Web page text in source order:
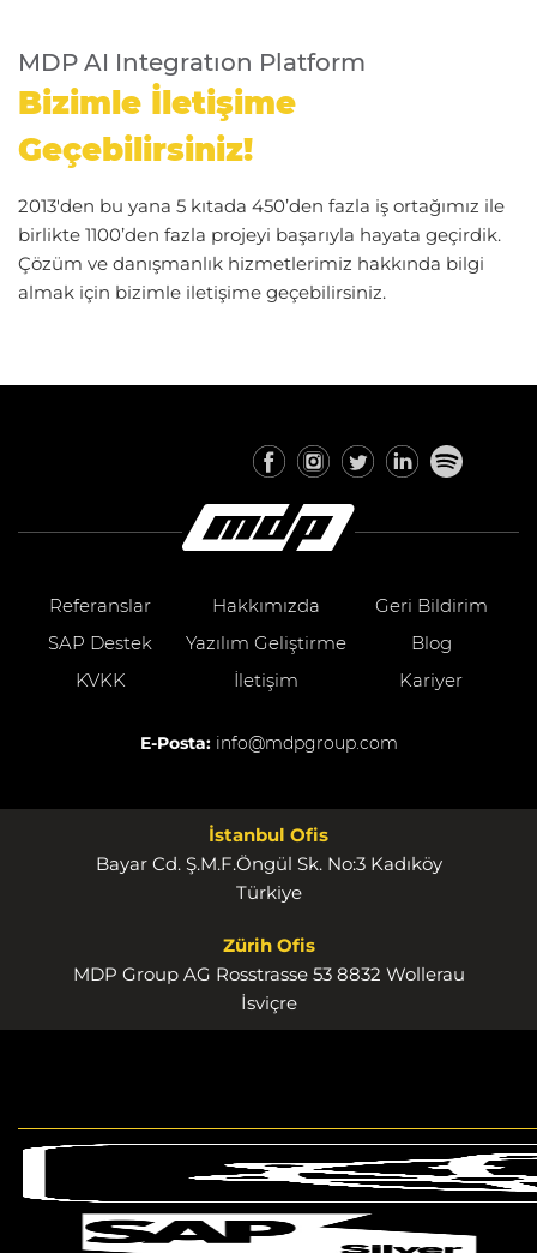
MDP AI Integratıon Platform
Bizimle İletişime
Geçebilirsiniz!
2013'den bu yana 5 kıtada 450’den fazla iş ortağımız ile
birlikte 1100’den fazla projeyi başarıyla hayata geçirdik.
Çözüm ve danışmanlık hizmetlerimiz hakkında bilgi
almak için bizimle iletişime geçebilirsiniz.
Referanslar Hakkımızda
Geri Bildirim
SAP Destek
Yazılım Geliştirme
Blog
KVKK
İletişim Kariyer
E-Posta: info@mdpgroup.com
İstanbul Ofis
Bayar Cd. Ş.M.F.Öngül Sk. No:3 Kadıköy
Türkiye
Zürih Ofis
MDP Group AG Rosstrasse 53 8832 Wollerau
İsviçre